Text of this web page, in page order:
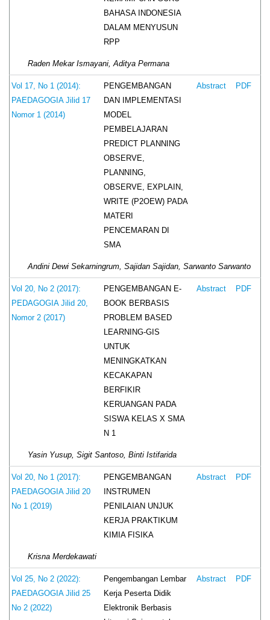
BAHASA INDONESIA
DALAM MENYUSUN
RPP
Raden Mekar Ismayani, Aditya Permana
Vol 17, No 1 (2014):
PAEDAGOGIA Jilid 17
Nomor 1 (2014)
PENGEMBANGAN
DAN IMPLEMENTASI
MODEL
PEMBELAJARAN
PREDICT PLANNING
OBSERVE,
PLANNING,
OBSERVE, EXPLAIN,
WRITE (P2OEW) PADA
MATERI
PENCEMARAN DI
SMA
Abstract PDF
Andini Dewi Sekarningrum, Sajidan Sajidan, Sarwanto Sarwanto
Vol 20, No 2 (2017):
PEDAGOGIA Jilid 20,
Nomor 2 (2017)
PENGEMBANGAN E-
BOOK BERBASIS
PROBLEM BASED
LEARNING-GIS
UNTUK
MENINGKATKAN
KECAKAPAN
BERFIKIR
KERUANGAN PADA
SISWA KELAS X SMA
N 1
Abstract PDF
Yasin Yusup, Sigit Santoso, Binti Istifarida
Vol 20, No 1 (2017):
PAEDAGOGIA Jilid 20
No 1 (2019)
PENGEMBANGAN
INSTRUMEN
PENILAIAN UNJUK
KERJA PRAKTIKUM
KIMIA FISIKA
Abstract PDF
Krisna Merdekawati
Vol 25, No 2 (2022):
PAEDAGOGIA Jilid 25
No 2 (2022)
Pengembangan Lembar
Kerja Peserta Didik
Elektronik Berbasis
Abstract PDF